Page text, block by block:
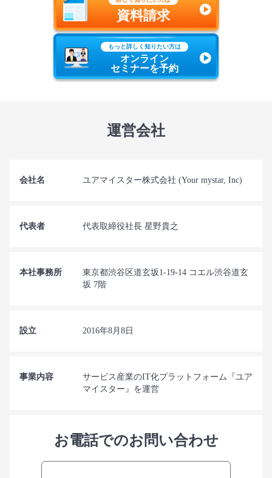
資料請求
もっと詳しく知りたい方は
オンライン
セミナーを予約
運営会社
会社名 ユアマイスター株式会社 (Your mystar, Inc)
代表者 代表取締役社長 星野貴之
本社事務所
東京都渋谷区道玄坂1-19-14 コエル渋谷道玄
坂 7階
設立 2016年8月8日
事業内容
サービス産業のIT化プラットフォーム『ユア
マイスター』を運営
お電話でのお問い合わせ